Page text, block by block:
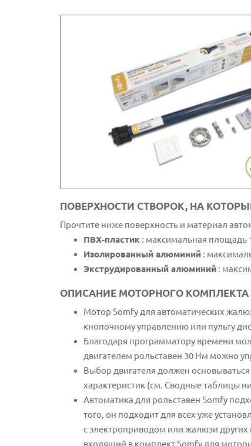
ПОВЕРХНОСТИ СТВОРОК, НА
Прочтите ниже поверхность и материал
ПВХ-пластик : максимальная площадь
Изолированный алюминий :
Экструдированный алюминий :
ОПИСАНИЕ МОТОРНОГО КОМПЛЕКТА
Мотор Somfy для автоматических
кнопочному управлению или пульту
Благодаря программатору времени
двигателем рольставен 30 Нм можно
Выбор двигателя должен
характеристик (см. Сводные таблицы
Автоматика для рольставен Somfy
того, он подходит для всех уже
с электроприводом или жалюзи других
входящий в комплект Somfy для